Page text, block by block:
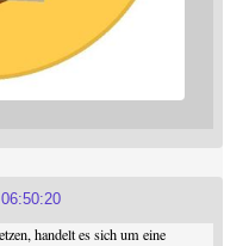
handelt es sich um eine